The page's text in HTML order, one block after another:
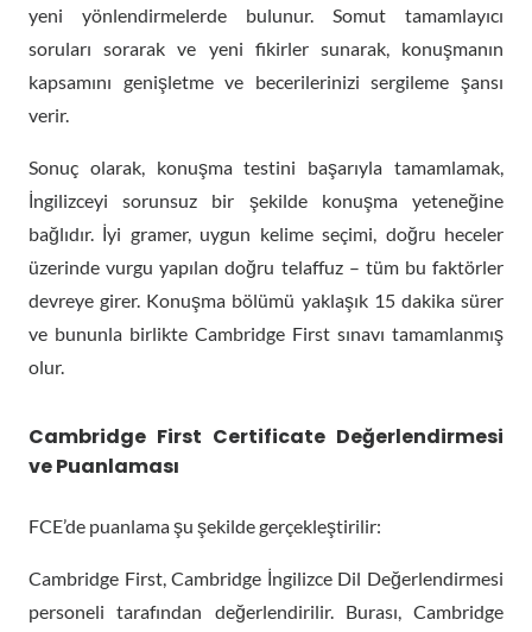
yeni yönlendirmelerde bulunur. Somut tamamlayıcı
soruları sorarak ve yeni fikirler sunarak, konuşmanın
kapsamını genişletme ve becerilerinizi sergileme şansı
verir.
Sonuç olarak, konuşma testini başarıyla tamamlamak,
İngilizceyi sorunsuz bir şekilde konuşma yeteneğine
bağlıdır. İyi gramer, uygun kelime seçimi, doğru heceler
üzerinde vurgu yapılan doğru telaffuz – tüm bu faktörler
devreye girer. Konuşma bölümü yaklaşık 15 dakika sürer
ve bununla birlikte Cambridge First sınavı tamamlanmış
olur.
Cambridge First Certificate Değerlendirmesi
ve Puanlaması
FCE’de puanlama şu şekilde gerçekleştirilir:
Cambridge First, Cambridge İngilizce Dil Değerlendirmesi
personeli tarafından değerlendirilir. Burası, Cambridge